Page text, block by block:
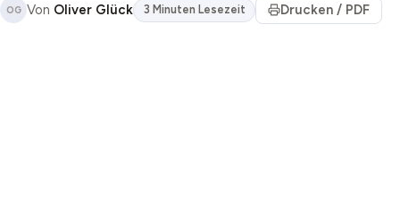
OG Von Oliver Glück 3 Minuten Lesezeit Drucken / PDF